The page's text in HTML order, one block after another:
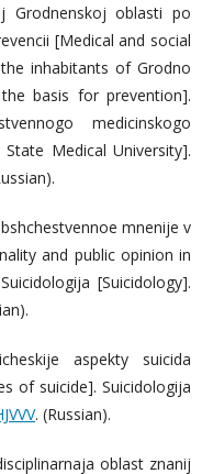
Grodnenskoj oblasti po
[Medical and social
inhabitants of Grodno
basis for prevention].
medicinskogo
Medical University].
mnenije v
and public opinion in
[Suicidology].
aspekty suicida
of suicide]. Suicidologija
. (Russian).
oblast znanij